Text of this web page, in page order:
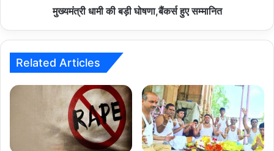
मुख्यमंत्री धामी की बड़ी घोषणा,बैंकर्स हुए सम्मानित
Related Articles